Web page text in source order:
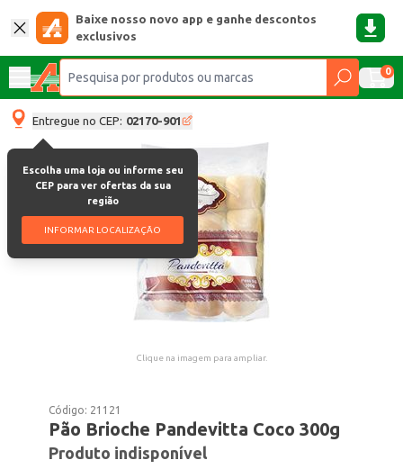
Baixe nosso novo app e ganhe descontos
exclusivos
0
Entregue no CEP: 02170-901
Escolha uma loja ou informe seu
CEP para ver ofertas da sua
região
INFORMAR LOCALIZAÇÃO
Clique na imagem para ampliar.
Código: 21121
Pão Brioche Pandevitta Coco 300g
Produto indisponível